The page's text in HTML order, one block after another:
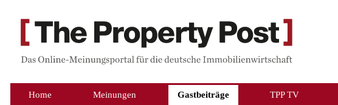
Home Meinungen Gastbeiträge TPP TV